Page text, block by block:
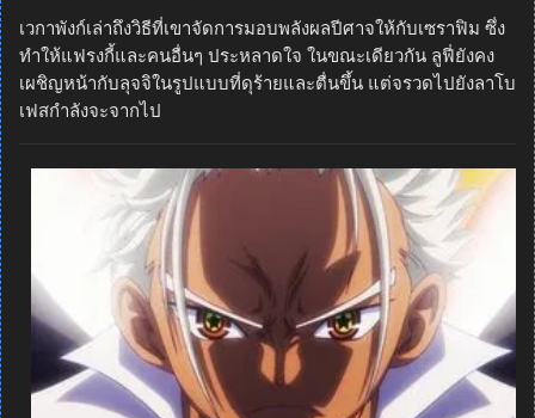
เวกาพังก์เล่าถึงวิธีที่เขาจัดการมอบพลังผลปีศาจให้กับเซราฟิม ซึ่ง
ทำให้แฟรงกี้และคนอื่นๆ ประหลาดใจ ในขณะเดียวกัน ลูฟี่ยังคง
เผชิญหน้ากับลุจจิในรูปแบบที่ดุร้ายและตื่นขึ้น แต่จรวดไปยังลาโบ
เฟสกำลังจะจากไป